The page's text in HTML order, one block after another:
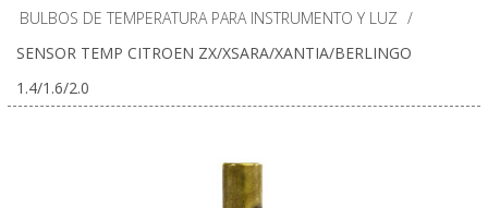
BULBOS DE TEMPERATURA PARA INSTRUMENTO Y LUZ /
SENSOR TEMP CITROEN ZX/XSARA/XANTIA/BERLINGO
1.4/1.6/2.0